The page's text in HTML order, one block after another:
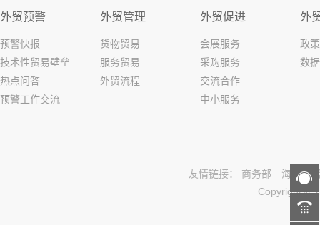
外贸预警
预警快报
技术性贸易壁垒
热点问答
预警工作交流
外贸管理
货物贸易
服务贸易
外贸流程
外贸促进
会展服务
采购服务
交流合作
中小服务
外
政
数
友情链接： 商务部
海关总
Copyright ©